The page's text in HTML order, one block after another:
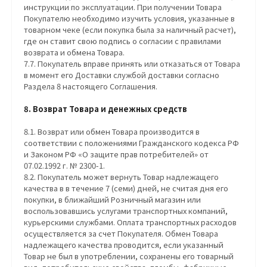
инструкции по эксплуатации. При получении Товара
Покупателю необходимо изучить условия, указанные в
товарном чеке (если покупка была за наличный расчет),
где он ставит свою подпись о согласии с правилами
возврата и обмена Товара.
7.7. Покупатель вправе принять или отказаться от Товара
в момент его Доставки службой доставки согласно
Раздела 8 настоящего Соглашения.
8. Возврат Товара и денежных средств
8.1. Возврат или обмен Товара производится в
соответствии с положениями Гражданского кодекса РФ
и Законом РФ «О защите прав потребителей» от
07.02.1992 г. № 2300-1.
8.2. Покупатель может вернуть Товар надлежащего
качества в в течение 7 (семи) дней, не считая дня его
покупки, в ближайший Розничный магазин или
воспользовавшись услугами транспортных компаний,
курьерскими службами. Оплата транспортных расходов
осуществляется за счет Покупателя. Обмен Товара
надлежащего качества проводится, если указанный
Товар не был в употреблении, сохранены его товарный